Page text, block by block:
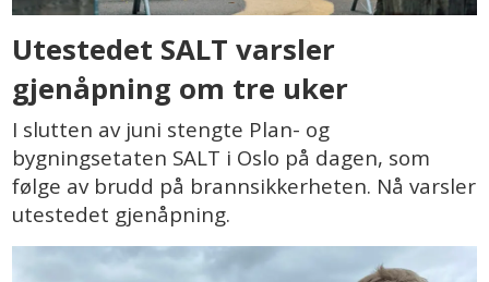
Utestedet SALT varsler
gjenåpning om tre uker
I slutten av juni stengte Plan- og
bygningsetaten SALT i Oslo på dagen, som
følge av brudd på brannsikkerheten. Nå varsler
utestedet gjenåpning.